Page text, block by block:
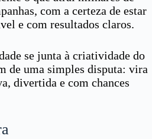
com a certeza de estar
e com resultados claros.
se junta à criatividade do
de uma simples disputa: vira
divertida e com chances